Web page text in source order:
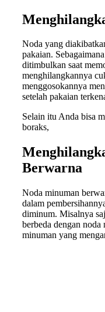
Noda yang
pakaian.
ditimbulkan saat
menghilangkannya
menggosokannya
setelah pakaian
Selain itu Anda bisa
boraks,
Berwarna
Noda minuman
dalam
diminum. Misalnya
berbeda dengan
minuman yang